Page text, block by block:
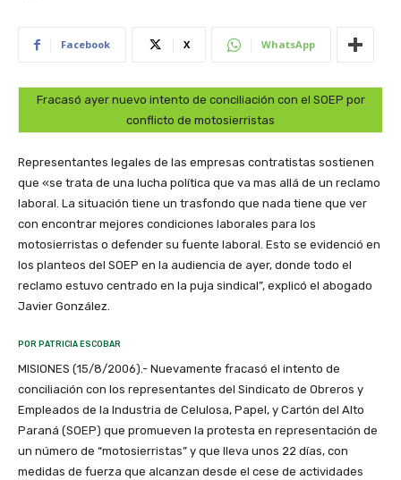
Facebook X WhatsApp
Fracasó ayer nuevo intento de conciliación con el SOEP por
conflicto de motosierristas
Representantes legales de las empresas contratistas sostienen
que «se trata de una lucha política que va mas allá de un reclamo
laboral. La situación tiene un trasfondo que nada tiene que ver
con encontrar mejores condiciones laborales para los
motosierristas o defender su fuente laboral. Esto se evidenció en
los planteos del SOEP en la audiencia de ayer, donde todo el
reclamo estuvo centrado en la puja sindical”, explicó el abogado
Javier González.
POR PATRICIA ESCOBAR
MISIONES (15/8/2006).- Nuevamente fracasó el intento de
conciliación con los representantes del Sindicato de Obreros y
Empleados de la Industria de Celulosa, Papel, y Cartón del Alto
Paraná (SOEP) que promueven la protesta en representación de
un número de “motosierristas” y que lleva unos 22 días, con
medidas de fuerza que alcanzan desde el cese de actividades